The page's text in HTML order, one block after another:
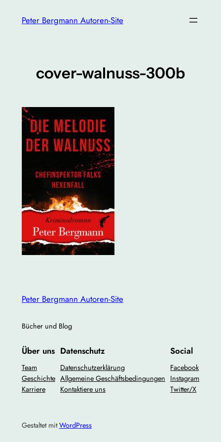
InhaltPeter Bergmann Autoren-Site
cover-walnuss-300b
Peter Bergmann Autoren-Site
Bücher und Blog
Über uns
Team
Geschichte
Karriere
Datenschutz
Datenschutzerklärung
Allgemeine Geschäftsbedingungen
Kontaktiere uns
Social
Facebook
Instagram
Twitter/X
Gestaltet mitWordPress